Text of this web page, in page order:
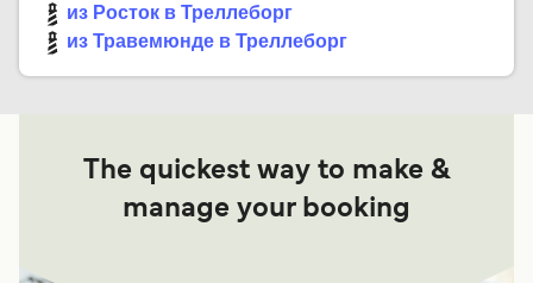
из Росток в Треллеборг
из Травемюнде в Треллеборг
The quickest way to make &
manage your booking